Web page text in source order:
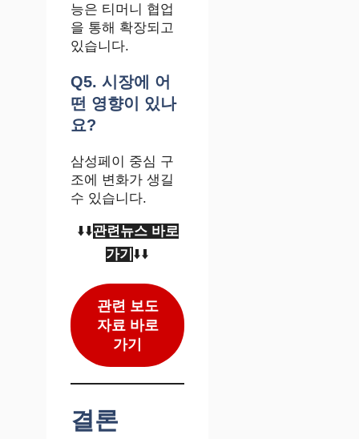
능은 티머니 협업
을 통해 확장되고
있습니다.
Q5. 시장에 어
떤 영향이 있나
요?
삼성페이 중심 구
조에 변화가 생길
수 있습니다.
⬇️⬇️관련뉴스 바로
가기 ⬇️⬇️
관련 보도
자료 바로
가기
결론